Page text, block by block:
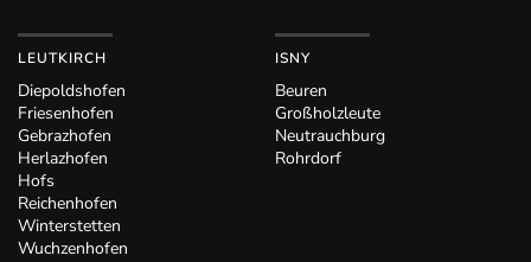
LEUTKIRCH
Diepoldshofen
Friesenhofen
Gebrazhofen
Herlazhofen
Hofs
Reichenhofen
Winterstetten
Wuchzenhofen
ISNY
Beuren
Großholzleute
Neutrauchburg
Rohrdorf